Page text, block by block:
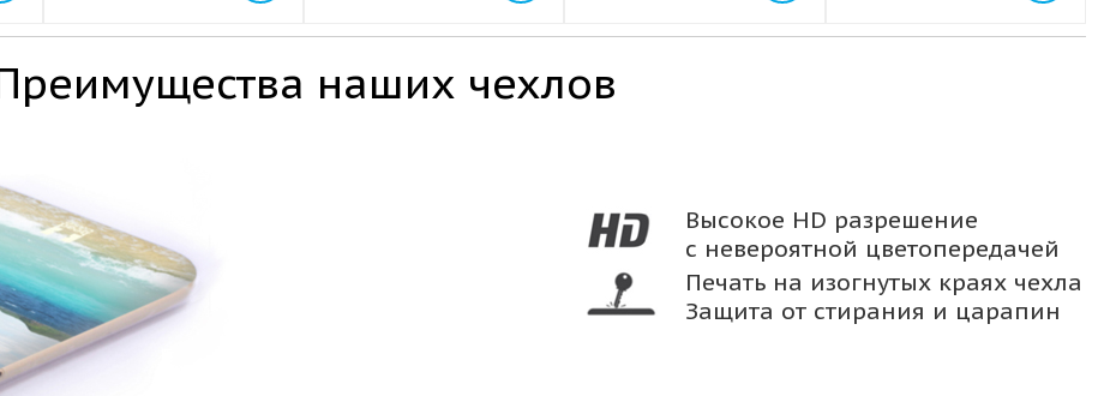
наших чехлов
Высокое HD разрешение
с невероятной цветопередачей
Печать на изогнутых краях чехла
Защита от стирания и царапин